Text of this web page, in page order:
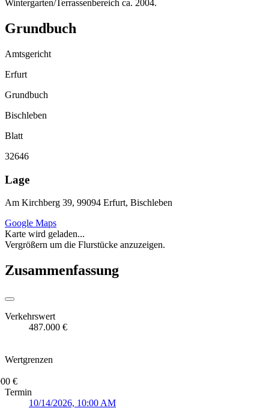
Wintergarten/Terrassenbereich ca. 2004.
Grundbuch
Amtsgericht
Erfurt
Grundbuch
Bischleben
Blatt
32646
Lage
Am Kirchberg 39, 99094 Erfurt, Bischleben
Google Maps
Karte wird geladen...
Vergrößern um die Flurstücke anzuzeigen.
Zusammenfassung
Verkehrswert
487.000 €
Wertgrenzen
€
Termin
10/14/2026, 10:00 AM